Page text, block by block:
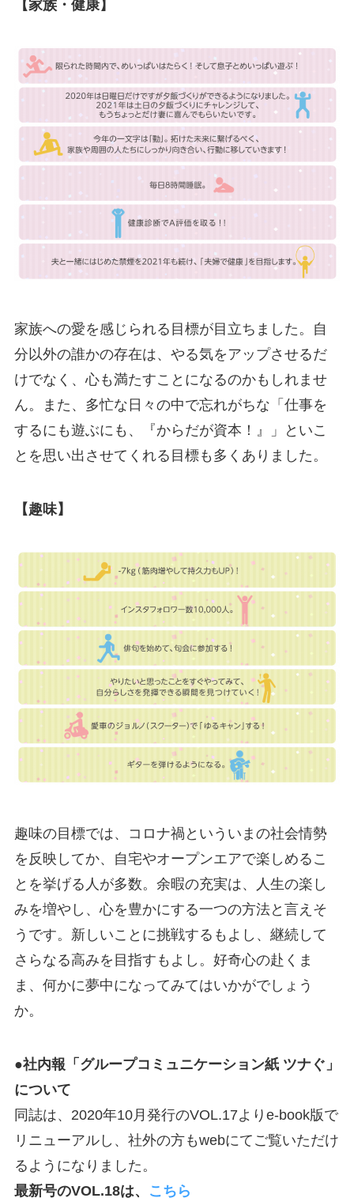
【家族・健康】
家族への愛を感じられる目標が目立ちました。自
分以外の誰かの存在は、やる気をアップさせるだ
けでなく、心も満たすことになるのかもしれませ
ん。また、多忙な日々の中で忘れがちな「仕事を
するにも遊ぶにも、『からだが資本！』」といこ
とを思い出させてくれる目標も多くありました。
【趣味】
趣味の目標では、コロナ禍といういまの社会情勢
を反映してか、自宅やオープンエアで楽しめるこ
とを挙げる人が多数。余暇の充実は、人生の楽し
みを増やし、心を豊かにする一つの方法と言えそ
うです。新しいことに挑戦するもよし、継続して
さらなる高みを目指すもよし。好奇心の赴くま
ま、何かに夢中になってみてはいかがでしょう
か。
●社内報「グループコミュニケーション紙 ツナぐ」
について
同誌は、2020年10月発行のVOL.17よりe-book版で
リニューアルし、社外の方もwebにてご覧いただけ
るようになりました。
最新号のVOL.18は、
こちら